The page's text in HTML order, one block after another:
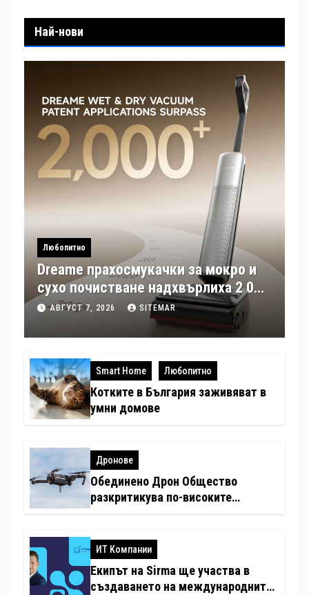
Най-нови
Любопитно
Dreame прахосмукачки за мокро и
сухо почистване надхвърлиха 2 000
патентни заявки в световен мащаб
АВГУСТ 7, 2026 SITEMAR
Smart Home Любопитно
Котките в България заживяват в
умни домове
Дронове
Обединено Дрон Общество
разкритикува по-високите
ИТ Компании
Екипът на Sirma ще участва в
създаването на международните